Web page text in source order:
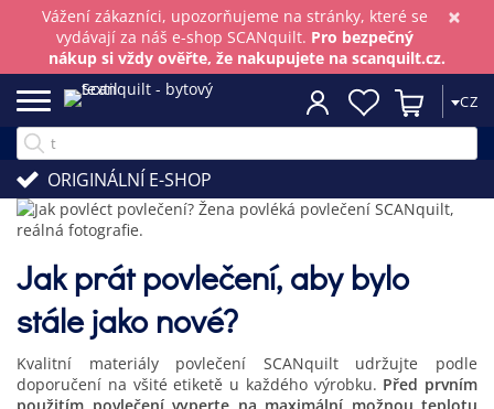
×
Vážení zákazníci, upozorňujeme na stránky, které se
vydávají za náš e-shop SCANquilt. Pro bezpečný
nákup si vždy ověřte, že nakupujete na scanquilt.cz.
CZ
ORIGINÁLNÍ E-SHOP
Jak prát povlečení, aby bylo
stále jako nové?
Kvalitní materiály povlečení SCANquilt udržujte podle
doporučení na všité etiketě u každého výrobku. Před prvním